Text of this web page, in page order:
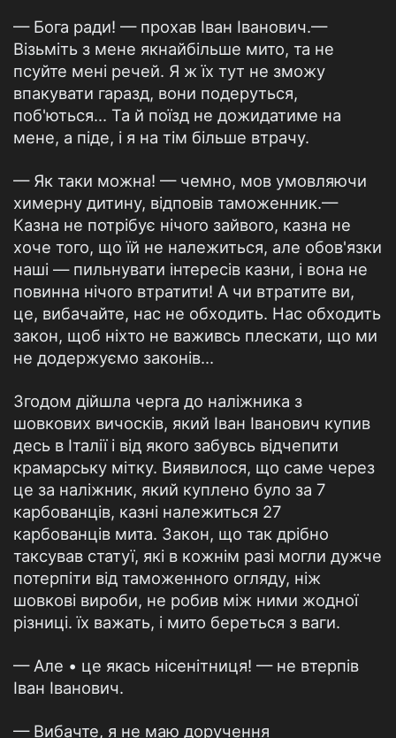
— Бога ради! — прохав Іван Іванович.—
Візьміть з мене якнайбільше мито, та не
псуйте мені речей. Я ж їх тут не зможу
впакувати гаразд, вони подеруться,
поб'ються... Та й поїзд не дожидатиме на
мене, а піде, і я на тім більше втрачу.
— Як таки можна! — чемно, мов умовляючи
химерну дитину, відповів таможенник.—
Казна не потрібує нічого зайвого, казна не
хоче того, що їй не належиться, але обов'язки
наші — пильнувати інтересів казни, і вона не
повинна нічого втратити! А чи втратите ви,
це, вибачайте, нас не обходить. Нас обходить
закон, щоб ніхто не важивсь плескати, що ми
не додержуємо законів...
Згодом дійшла черга до наліжника з
шовкових вичосків, який Іван Іванович купив
десь в Італії і від якого забувсь відчепити
крамарську мітку. Виявилося, що саме через
це за наліжник, який куплено було за 7
карбованців, казні належиться 27
карбованців мита. Закон, що так дрібно
таксував статуї, які в кожнім разі могли дужче
потерпіти від таможенного огляду, ніж
шовкові вироби, не робив між ними жодної
різниці. їх важать, і мито береться з ваги.
— Але • це якась нісенітниця! — не втерпів
Іван Іванович.
— Вибачте, я не маю доручення